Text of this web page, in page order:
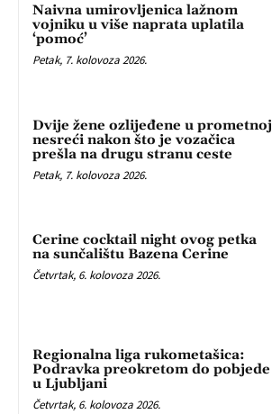
Naivna umirovljenica lažnom
vojniku u više naprata uplatila
‘pomoć’
Petak, 7. kolovoza 2026.
Dvije žene ozlijeđene u prometnoj
nesreći nakon što je vozačica
prešla na drugu stranu ceste
Petak, 7. kolovoza 2026.
Cerine cocktail night ovog petka
na sunčalištu Bazena Cerine
Četvrtak, 6. kolovoza 2026.
Regionalna liga rukometašica:
Podravka preokretom do pobjede
u Ljubljani
Četvrtak, 6. kolovoza 2026.